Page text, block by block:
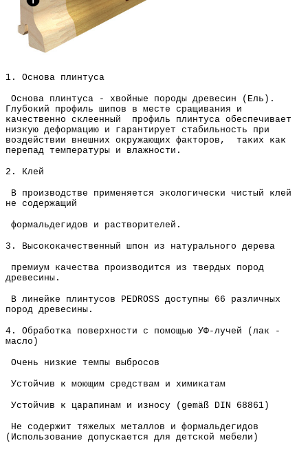
1. Основа плинтуса
Основа плинтуса - хвойные породы древесин (Ель).
Глубокий профиль шипов в месте сращивания и
качественно склеенный профиль плинтуса обеспечивает
низкую деформацию и гарантирует стабильность при
воздействии внешних окружающих факторов, таких как
перепад температуры и влажности.
2. Клей
В производстве применяется экологически чистый клей
не содержащий
формальдегидов и растворителей.
3. Высококачественный шпон из натурального дерева
премиум качества производится из твердых пород
древесины.
В линейке плинтусов PEDROSS доступны 66 различных
пород древесины.
4. Обработка поверхности с помощью УФ-лучей (лак -
масло)
Очень низкие темпы выбросов
Устойчив к моющим средствам и химикатам
Устойчив к царапинам и износу (gemäß DIN 68861)
Не содержит тяжелых металлов и формальдегидов
(Использование допускается для детской мебели)